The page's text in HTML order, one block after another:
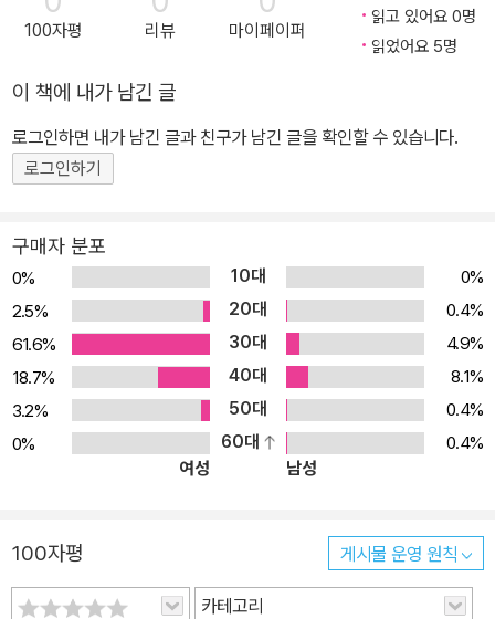
100자평 리뷰 마이페이퍼
읽고 있어요 0명
읽었어요 5명
이 책에 내가 남긴 글
로그인하면 내가 남긴 글과 친구가 남긴 글을 확인할 수 있습니다.
로그인하기
구매자 분포
0% 10대
0%
2.5%
20대
0.4%
61.6%
30대
4.9%
18.7%
40대
8.1%
3.2%
50대
0.4%
0%
60대
0.4%
여성
남성
100자평 게시물 운영 원칙
카테고리